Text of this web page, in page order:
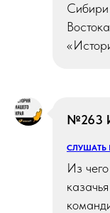
Сибири
№263
СЛУШАТЬ
Из